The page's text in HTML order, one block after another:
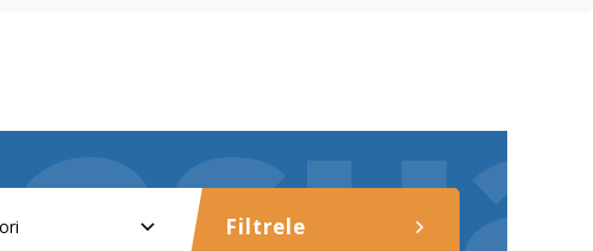
Filtrele